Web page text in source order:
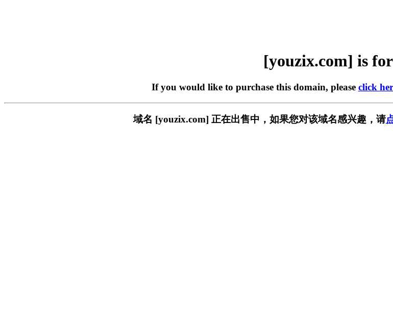
[youzix.com] is
If you would like to purchase this domain, please click
域名 [youzix.com] 正在出售中，如果您对该域名感兴趣，请